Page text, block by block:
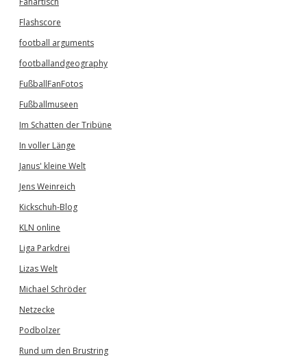
Flashscore
football arguments
footballandgeography
FußballFanFotos
Fußballmuseen
Im Schatten der Tribüne
In voller Länge
Janus' kleine Welt
Jens Weinreich
Kickschuh-Blog
KLN online
Liga Parkdrei
Lizas Welt
Michael Schröder
Netzecke
Podbolzer
Rund um den Brustring